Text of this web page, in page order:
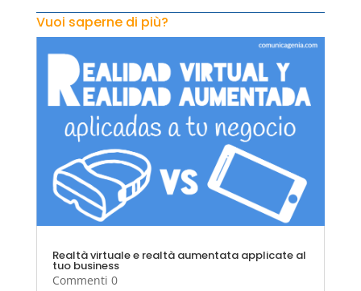
Vuoi saperne di più?
Realtà virtuale e realtà aumentata applicate al
tuo business
Commenti 0